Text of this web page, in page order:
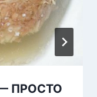
ПРОСТО